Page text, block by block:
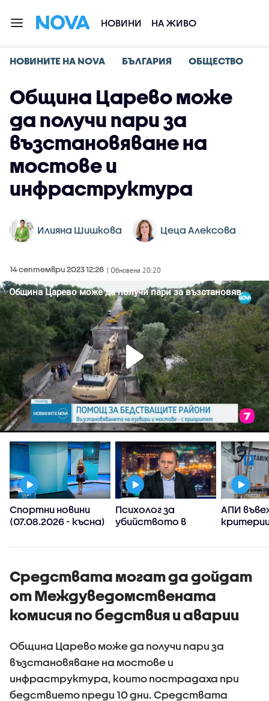
НОВИНИ НА ЖИВО
НОВИНИТЕ НА NOVA БЪЛГАРИЯ ОБЩЕСТВО
Община Царево може
да получи пари за
възстановяване на
мостове и
инфраструктура
Илияна Шишкова Цеца Алексова
14 септември 2023 12:26 | Обновена 20:20
Спортни новини
(07.08.2026 - късна)
Психолог за
убийството в
Възрастните
агресивно
поведение
АПИ
Средствата могат да дойдат
от Междуведомствената
комисия по бедствия и аварии
Община Царево може да получи пари за
възстановяване на мостове и
инфраструктура, които пострадаха при
бедствието преди 10 дни. Средствата